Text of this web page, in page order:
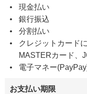
現金払い
銀行振込
分割払い
クレジットカード
MASTERカード、
電子マネー
お支払い期限